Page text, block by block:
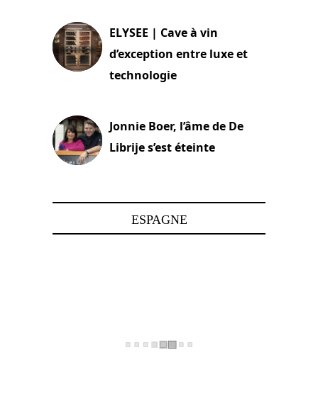
ELYSEE | Cave à vin
d’exception entre luxe et
technologie
Jonnie Boer, l’âme de De
Librije s’est éteinte
ESPAGNE